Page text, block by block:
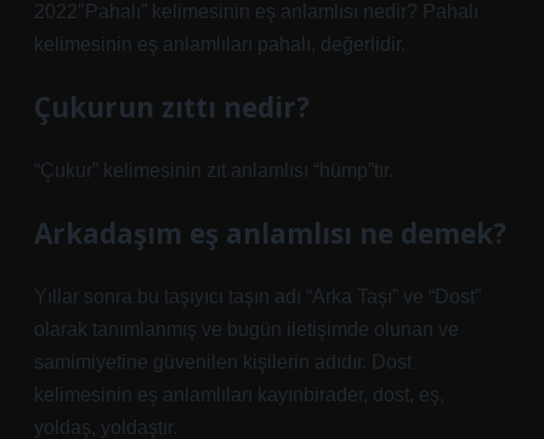
2022″Pahalı” kelimesinin eş anlamlısı nedir? Pahalı
kelimesinin eş anlamlıları pahalı, değerlidir.
Çukurun zıttı nedir?
“Çukur” kelimesinin zıt anlamlısı “hümp”tır.
Arkadaşım eş anlamlısı ne demek?
Yıllar sonra bu taşıyıcı taşın adı “Arka Taşı” ve “Dost”
olarak tanımlanmış ve bugün iletişimde olunan ve
samimiyetine güvenilen kişilerin adıdır. Dost
kelimesinin eş anlamlıları kayınbirader, dost, eş,
yoldaş, yoldaştır.